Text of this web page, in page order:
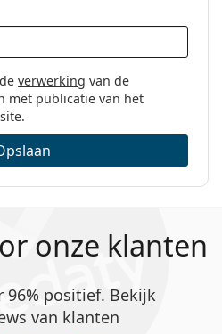
verwerking van de
met publicatie van het
onze klanten
96% positief. Bekijk
van klanten